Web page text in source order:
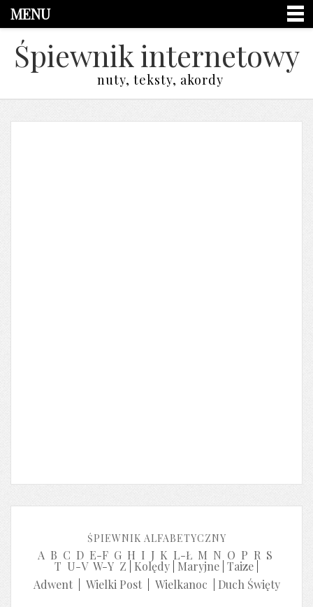
MENU
Śpiewnik internetowy
nuty, teksty, akordy
ŚPIEWNIK ALFABETYCZNY
A B C D E-F G H I J K L-Ł M N O P R S
T U-V W-Y Z Kolędy Maryjne Taize
Adwent| Wielki Post| Wielkanoc Duch Święty